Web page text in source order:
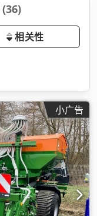
(36)
相关性
小广告